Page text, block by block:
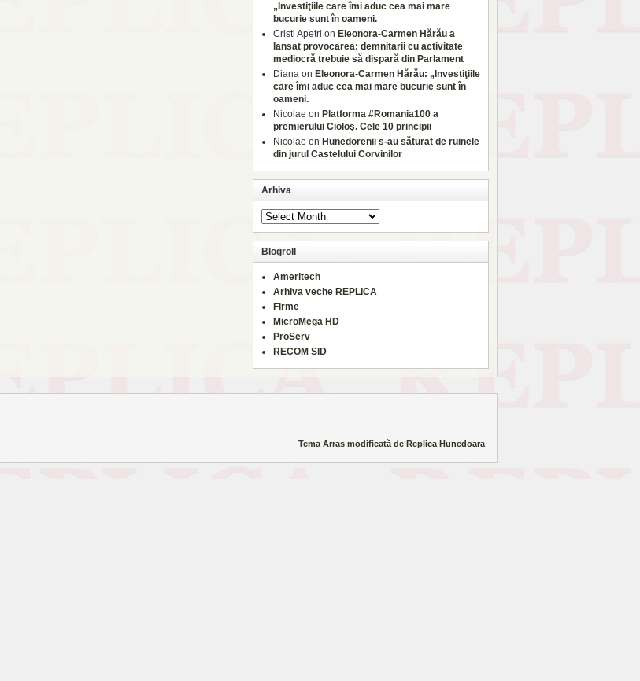
„Investiţiile care îmi aduc cea mai mare
bucurie sunt în oameni.
Cristi Apetri on Eleonora-Carmen Hărău a
lansat provocarea: demnitarii cu activitate
mediocră trebuie să dispară din Parlament
Diana on Eleonora-Carmen Hărău: „Investiţiile
care îmi aduc cea mai mare bucurie sunt în
oameni.
Nicolae on Platforma #Romania100 a
premierului Cioloş. Cele 10 principii
Nicolae on Hunedorenii s-au săturat de ruinele
din jurul Castelului Corvinilor
Arhiva
Blogroll
Ameritech
Arhiva veche REPLICA
Firme
MicroMega HD
ProServ
RECOM SID
Tema Arras modificată de Replica Hunedoara